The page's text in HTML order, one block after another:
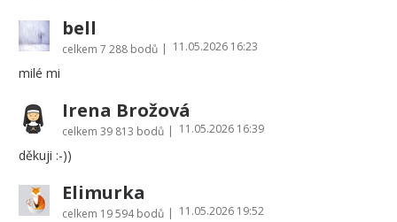
bell
celkem 7 288 bodů | 11.05.2026 16:23
milé mi
Irena Brožová
celkem 39 813 bodů | 11.05.2026 16:39
děkuji :-))
Elimurka
celkem 19 594 bodů | 11.05.2026 19:52